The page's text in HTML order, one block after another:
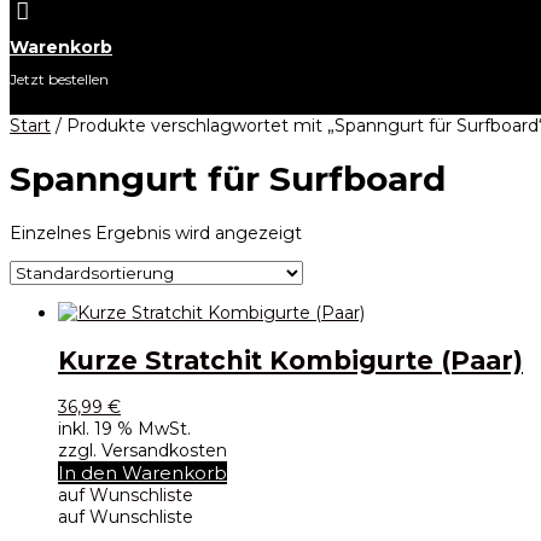

Warenkorb
Jetzt bestellen
Start / Produkte verschlagwortet mit „Spanngurt für
Spanngurt für Surfboard
Einzelnes Ergebnis wird angezeigt
Kurze Stratchit Kombigurte (Paar)
36,99 €
inkl. 19 % MwSt.
zzgl. Versandkosten
In den Warenkorb
auf Wunschliste
auf Wunschliste